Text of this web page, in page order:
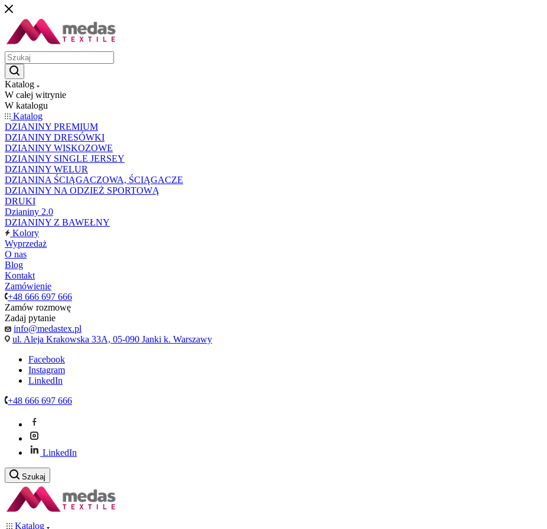
Katalog
W całej witrynie
W katalogu
Katalog
DZIANINY PREMIUM
DZIANINY DRESÓWKI
DZIANINY WISKOZOWE
DZIANINY SINGLE JERSEY
DZIANINY WELUR
DZIANINA ŚCIĄGACZOWA, ŚCIĄGACZE
DZIANINY NA ODZIEŻ SPORTOWĄ
DRUKI
Dzianiny 2.0
DZIANINY Z BAWEŁNY
Kolory
Wyprzedaż
O nas
Blog
Kontakt
Zamówienie
+48 666 697 666
Zamów rozmowę
Zadaj pytanie
info@medastex.pl
ul. Aleja Krakowska 33A, 05-090 Janki k. Warszawy
Facebook
Instagram
LinkedIn
+48 666 697 666
LinkedIn
Szukaj
Katalog